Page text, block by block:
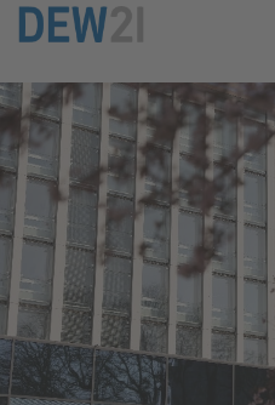
Hauptnavigation
Inhalt